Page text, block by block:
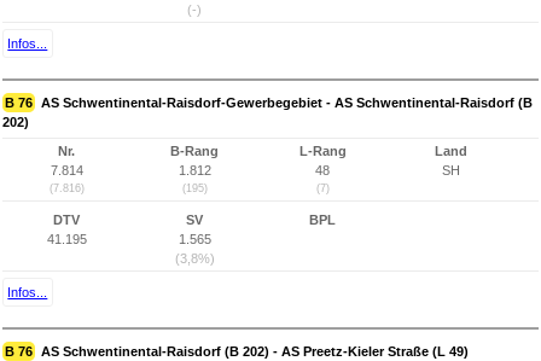
(-)
Infos...
B 76 AS Schwentinental-Raisdorf-Gewerbegebiet - AS Schwentinental-Raisdorf (B
202)
Nr.
7.814
(7.816)
B-Rang
1.812
(195)
L-Rang
48
(7)
Land
SH
DTV
41.195
SV
1.565
(3,8%)
BPL
Infos...
B 76 AS Schwentinental-Raisdorf (B 202) - AS Preetz-Kieler Straße (L 49)